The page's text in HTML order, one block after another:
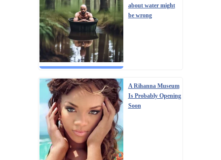
about water might
be wrong
A Rihanna Museum
Is Probably Opening
Soon